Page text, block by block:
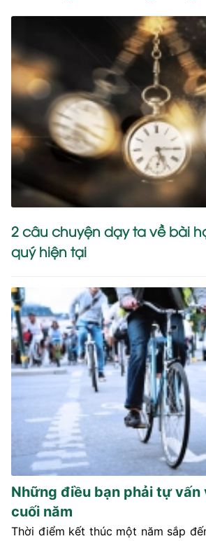
2 câu chuyện dạy ta về bài
quý hiện tại
Những điều bạn phải tự vấn
cuối năm
Thời điểm kết thúc một năm sắp